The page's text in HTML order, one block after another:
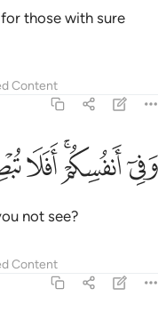
for those with sure
Content
وفي انفسكم افلا تبصرون ٢١
وَفِىٓ أَنفُسِكُمْ ۚ أَفَلَا تُبْصِرُونَ ٢١
ﲒﲓﲔﲕ
not see?
Content